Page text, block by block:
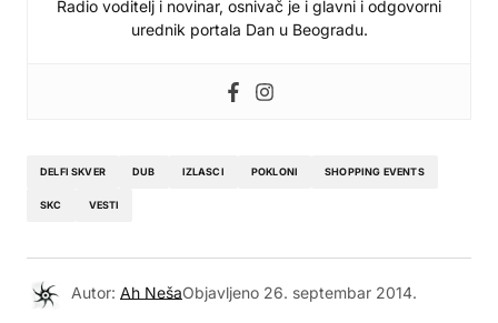
Radio voditelj i novinar, osnivač je i glavni i odgovorni
urednik portala Dan u Beogradu.
DELFI SKVER DUB IZLASCI POKLONI SHOPPING EVENTS
SKC VESTI
Autor: Ah NešaObjavljeno 26. septembar 2014.